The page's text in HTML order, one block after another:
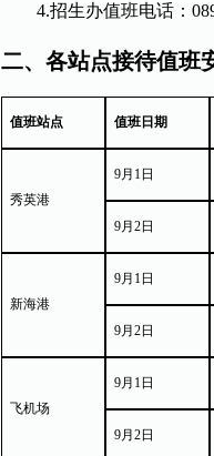
4.招生办值班电话：
二、各站点接待值班
值班站点 值班日期
秀英港
9月1日
9月2日
新海港
9月1日
9月2日
飞机场
9月1日
9月2日